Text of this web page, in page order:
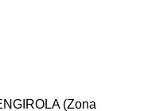
(Zona